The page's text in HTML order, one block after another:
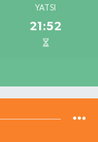
YATSI
21:52